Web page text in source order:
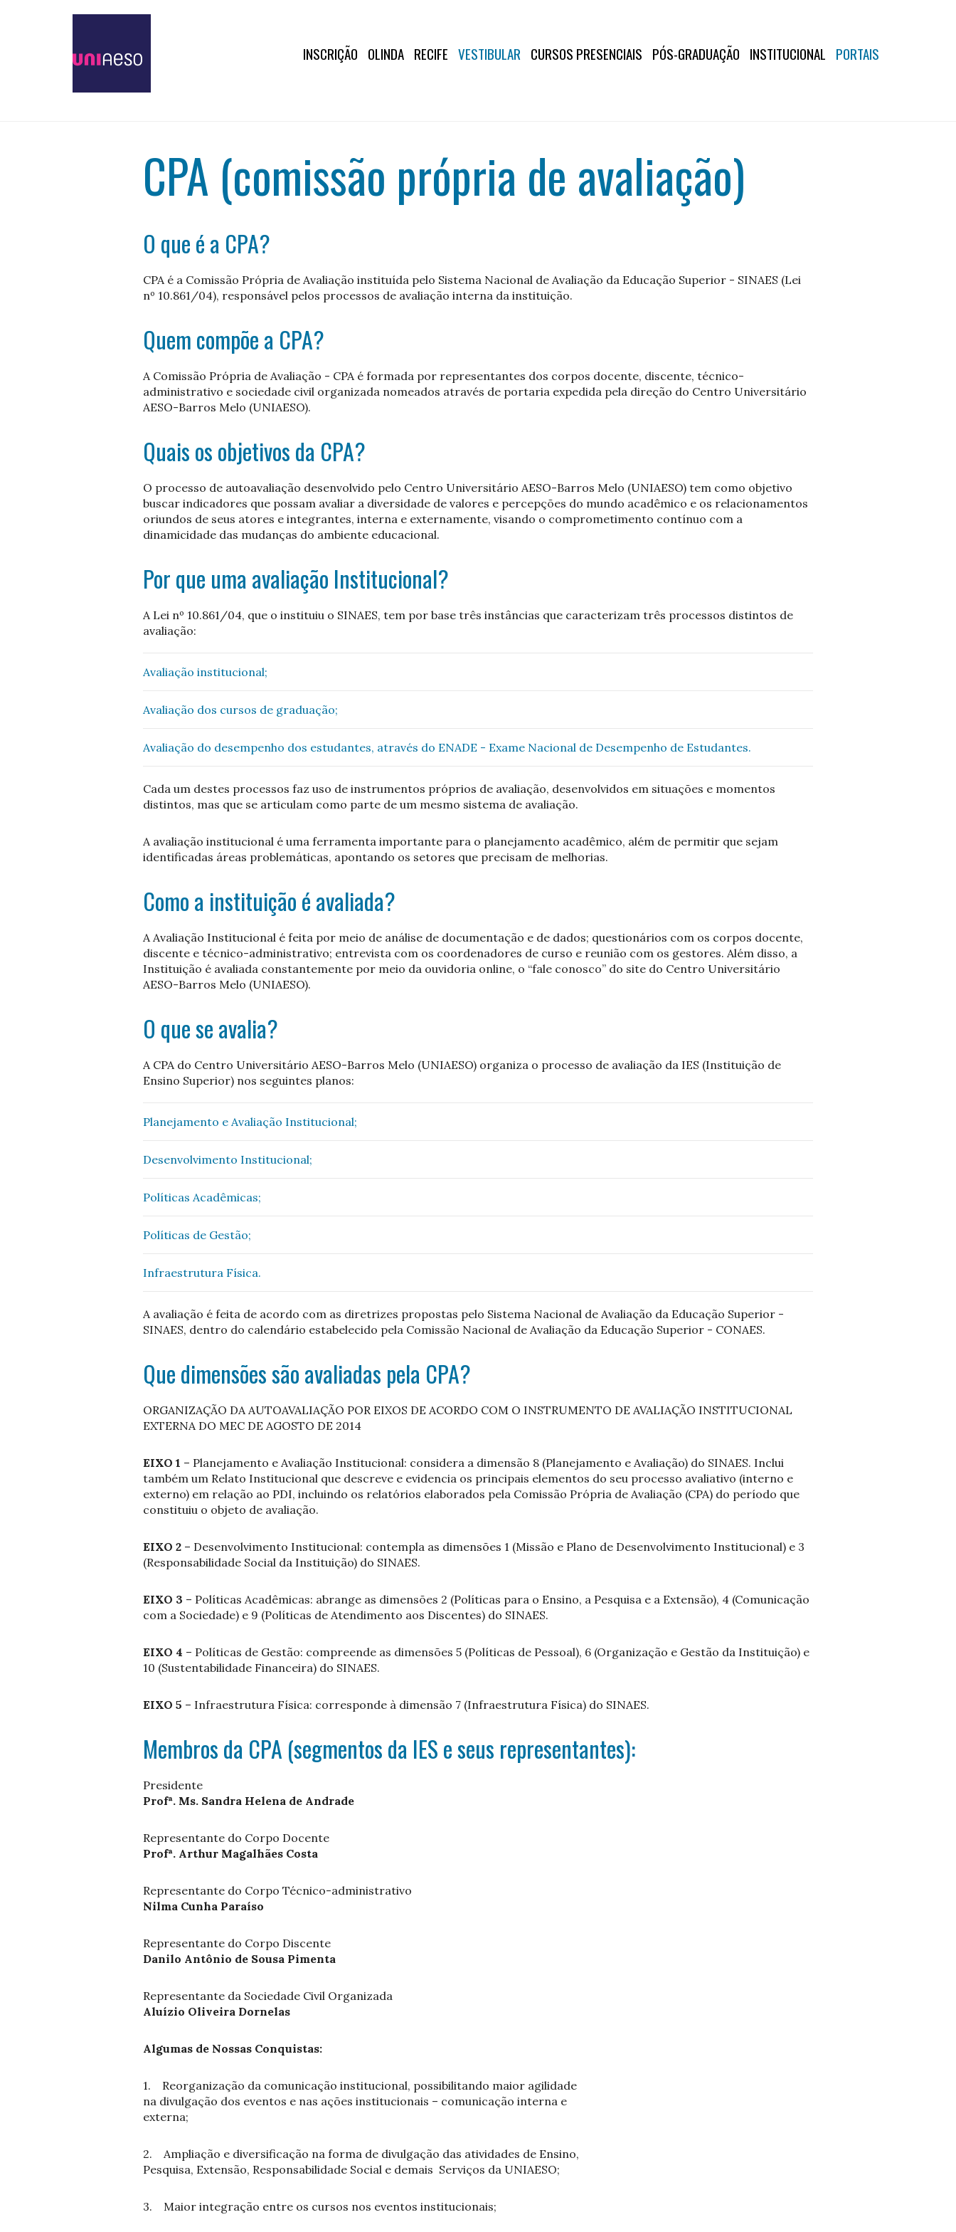
INSCRIÇÃO OLINDA RECIFE VESTIBULAR CURSOS PRESENCIAIS PÓS-GRADUAÇÃO INSTITUCIONAL PORTAIS
CPA (comissão própria de avaliação)
O que é a CPA?
CPA é a Comissão Própria de Avaliação instituída pelo Sistema Nacional de Avaliação da Educação Superior - SINAES (Lei
nº 10.861/04), responsável pelos processos de avaliação interna da instituição.
Quem compõe a CPA?
A Comissão Própria de Avaliação - CPA é formada por representantes dos corpos docente, discente, técnico-
administrativo e sociedade civil organizada nomeados através de portaria expedida pela direção do Centro Universitário
AESO-Barros Melo (UNIAESO).
Quais os objetivos da CPA?
O processo de autoavaliação desenvolvido pelo Centro Universitário AESO-Barros Melo (UNIAESO) tem como objetivo
buscar indicadores que possam avaliar a diversidade de valores e percepções do mundo acadêmico e os relacionamentos
oriundos de seus atores e integrantes, interna e externamente, visando o comprometimento contínuo com a
dinamicidade das mudanças do ambiente educacional.
Por que uma avaliação Institucional?
A Lei nº 10.861/04, que o instituiu o SINAES, tem por base três instâncias que caracterizam três processos distintos de
avaliação:
Avaliação institucional;
Avaliação dos cursos de graduação;
Avaliação do desempenho dos estudantes, através do ENADE - Exame Nacional de Desempenho de Estudantes.
Cada um destes processos faz uso de instrumentos próprios de avaliação, desenvolvidos em situações e momentos
distintos, mas que se articulam como parte de um mesmo sistema de avaliação.
A avaliação institucional é uma ferramenta importante para o planejamento acadêmico, além de permitir que sejam
identificadas áreas problemáticas, apontando os setores que precisam de melhorias.
Como a instituição é avaliada?
A Avaliação Institucional é feita por meio de análise de documentação e de dados; questionários com os corpos docente,
discente e técnico-administrativo; entrevista com os coordenadores de curso e reunião com os gestores. Além disso, a
Instituição é avaliada constantemente por meio da ouvidoria online, o “fale conosco” do site do Centro Universitário
AESO-Barros Melo (UNIAESO).
O que se avalia?
A CPA do Centro Universitário AESO-Barros Melo (UNIAESO) organiza o processo de avaliação da IES (Instituição de
Ensino Superior) nos seguintes planos:
Planejamento e Avaliação Institucional;
Desenvolvimento Institucional;
Políticas Acadêmicas;
Políticas de Gestão;
Infraestrutura Física.
A avaliação é feita de acordo com as diretrizes propostas pelo Sistema Nacional de Avaliação da Educação Superior -
SINAES, dentro do calendário estabelecido pela Comissão Nacional de Avaliação da Educação Superior - CONAES.
Que dimensões são avaliadas pela CPA?
ORGANIZAÇÃO DA AUTOAVALIAÇÃO POR EIXOS DE ACORDO COM O INSTRUMENTO DE AVALIAÇÃO INSTITUCIONAL
EXTERNA DO MEC DE AGOSTO DE 2014
EIXO 1 – Planejamento e Avaliação Institucional: considera a dimensão 8 (Planejamento e Avaliação) do SINAES. Inclui
também um Relato Institucional que descreve e evidencia os principais elementos do seu processo avaliativo (interno e
externo) em relação ao PDI, incluindo os relatórios elaborados pela Comissão Própria de Avaliação (CPA) do período que
constituiu o objeto de avaliação.
EIXO 2 – Desenvolvimento Institucional: contempla as dimensões 1 (Missão e Plano de Desenvolvimento Institucional) e 3
(Responsabilidade Social da Instituição) do SINAES.
EIXO 3 – Políticas Acadêmicas: abrange as dimensões 2 (Políticas para o Ensino, a Pesquisa e a Extensão), 4 (Comunicação
com a Sociedade) e 9 (Políticas de Atendimento aos Discentes) do SINAES.
EIXO 4 – Políticas de Gestão: compreende as dimensões 5 (Políticas de Pessoal), 6 (Organização e Gestão da Instituição) e
10 (Sustentabilidade Financeira) do SINAES.
EIXO 5 – Infraestrutura Física: corresponde à dimensão 7 (Infraestrutura Física) do SINAES.
Membros da CPA (segmentos da IES e seus representantes):
Presidente
Profª. Ms. Sandra Helena de Andrade
Representante do Corpo Docente
Profª. Arthur Magalhães Costa
Representante do Corpo Técnico-administrativo
Nilma Cunha Paraíso
Representante do Corpo Discente
Danilo Antônio de Sousa Pimenta
Representante da Sociedade Civil Organizada
Aluízio Oliveira Dornelas
Algumas de Nossas Conquistas:
1. Reorganização da comunicação institucional, possibilitando maior agilidade
na divulgação dos eventos e nas ações institucionais – comunicação interna e
externa;
2. Ampliação e diversificação na forma de divulgação das atividades de Ensino,
Pesquisa, Extensão, Responsabilidade Social e demais Serviços da UNIAESO;
3. Maior integração entre os cursos nos eventos institucionais;